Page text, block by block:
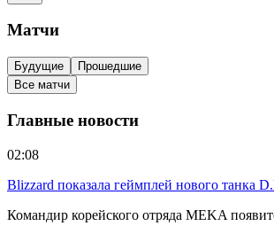
Матчи
Будущие
Прошедшие
Все матчи
Главные новости
02:08
Blizzard показала геймплей нового танка
Командир корейского отряда MEKA